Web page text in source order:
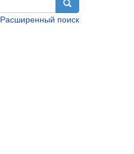
Расширенный поиск